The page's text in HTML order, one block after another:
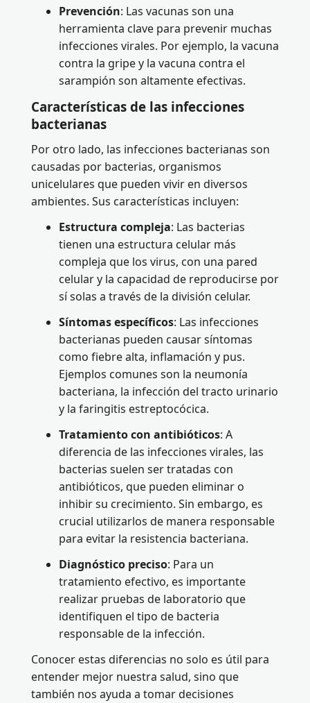
Prevención: Las vacunas son una
herramienta clave para prevenir muchas
infecciones virales. Por ejemplo, la vacuna
contra la gripe y la vacuna contra el
sarampión son altamente efectivas.
Características de las infecciones
bacterianas
Por otro lado, las infecciones bacterianas son
causadas por bacterias, organismos
unicelulares que pueden vivir en diversos
ambientes. Sus características incluyen:
Estructura compleja: Las bacterias
tienen una estructura celular más
compleja que los virus, con una pared
celular y la capacidad de reproducirse por
sí solas a través de la división celular.
Síntomas específicos: Las infecciones
bacterianas pueden causar síntomas
como fiebre alta, inflamación y pus.
Ejemplos comunes son la neumonía
bacteriana, la infección del tracto urinario
y la faringitis estreptocócica.
Tratamiento con antibióticos: A
diferencia de las infecciones virales, las
bacterias suelen ser tratadas con
antibióticos, que pueden eliminar o
inhibir su crecimiento. Sin embargo, es
crucial utilizarlos de manera responsable
para evitar la resistencia bacteriana.
Diagnóstico preciso: Para un
tratamiento efectivo, es importante
realizar pruebas de laboratorio que
identifiquen el tipo de bacteria
responsable de la infección.
Conocer estas diferencias no solo es útil para
entender mejor nuestra salud, sino que
también nos ayuda a tomar decisiones